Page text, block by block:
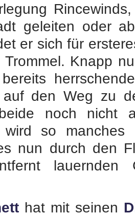
geleiten oder
er sich für
Trommel. Knapp
den Weg zu
noch nicht
wird so
nun durch den
lauernden
hat mit seinen